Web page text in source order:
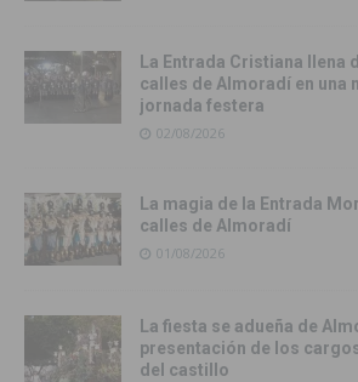
La Entrada Cristiana llena
calles de Almoradí en una
jornada festera
02/08/2026
La magia de la Entrada
calles de Almoradí
01/08/2026
La fiesta se adueña de
presentación de los
del castillo